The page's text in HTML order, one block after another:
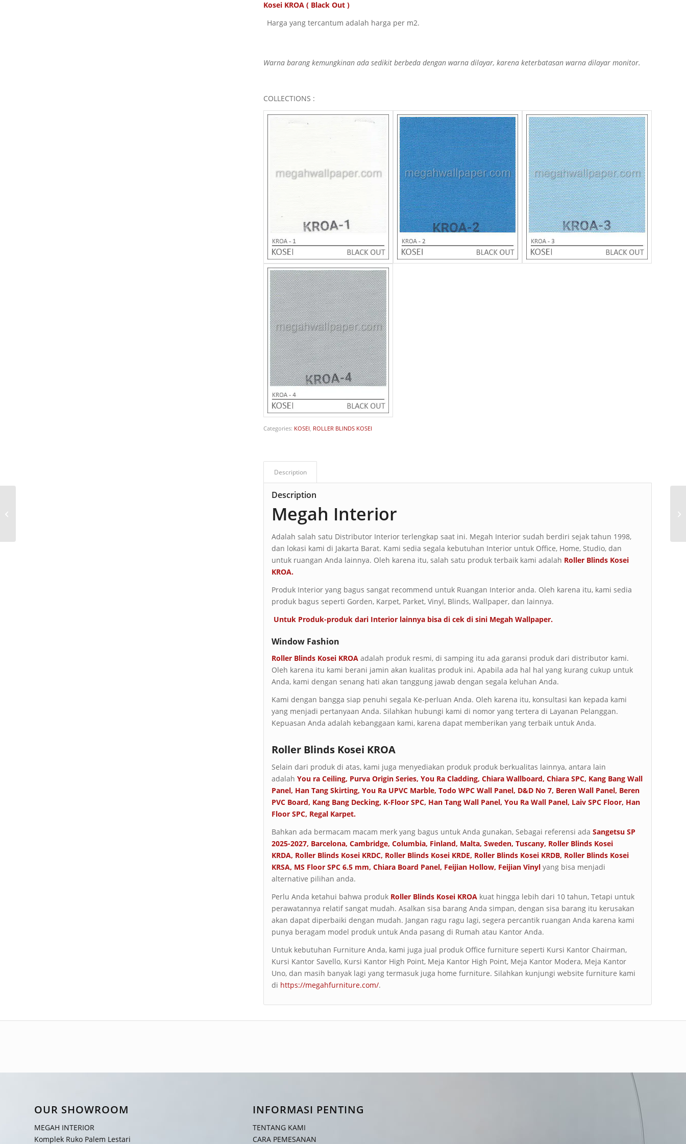
Kosei KROA ( Black Out )
Harga yang tercantum adalah harga per m2.
Warna barang kemungkinan ada sedikit berbeda dengan warna dilayar, karena keterbatasan warna dilayar monitor.
COLLECTIONS :
Categories: KOSEI, ROLLER BLINDS KOSEI
Description
Description
Megah Interior
Adalah salah satu Distributor Interior terlengkap saat ini. Megah Interior sudah berdiri sejak tahun 1998,
dan lokasi kami di Jakarta Barat. Kami sedia segala kebutuhan Interior untuk Office, Home, Studio, dan
untuk ruangan Anda lainnya. Oleh karena itu, salah satu produk terbaik kami adalah Roller Blinds Kosei
KROA.
Produk Interior yang bagus sangat recommend untuk Ruangan Interior anda. Oleh karena itu, kami sedia
produk bagus seperti Gorden, Karpet, Parket, Vinyl, Blinds, Wallpaper, dan lainnya.
Untuk Produk-produk dari Interior lainnya bisa di cek di sini Megah Wallpaper.
Window Fashion
Roller Blinds Kosei KROAadalah produk resmi, di samping itu ada garansi produk dari distributor kami.
Oleh karena itu kami berani jamin akan kualitas produk ini. Apabila ada hal hal yang kurang cukup untuk
Anda, kami dengan senang hati akan tanggung jawab dengan segala keluhan Anda.
Kami dengan bangga siap penuhi segala Ke-perluan Anda. Oleh karena itu, konsultasi kan kepada kami
yang menjadi pertanyaan Anda. Silahkan hubungi kami di nomor yang tertera di Layanan Pelanggan.
Kepuasan Anda adalah kebanggaan kami, karena dapat memberikan yang terbaik untuk Anda.
Roller Blinds Kosei KROA
Selain dari produk di atas, kami juga menyediakan produk produk berkualitas lainnya, antara lain
adalahYou ra Ceiling, Purva Origin Series,You Ra Cladding,Chiara Wallboard,Chiara SPC, Kang Bang Wall
Panel, Han Tang Skirting,You Ra UPVC Marble,Todo WPC Wall Panel, D&D No 7, Beren Wall Panel, Beren
PVC Board, Kang Bang Decking, K-Floor SPC, Han Tang Wall Panel,You Ra Wall Panel, Laiv SPC Floor, Han
Floor SPC, Regal Karpet.
Bahkan ada bermacam macam merk yang bagus untuk Anda gunakan, Sebagai referensi adaSangetsu SP
2025-2027, Barcelona,Cambridge,Columbia, Finland, Malta,Sweden,Tuscany, Roller Blinds Kosei
KRDA, Roller Blinds Kosei KRDC, Roller Blinds Kosei KRDE, Roller Blinds Kosei KRDB, Roller Blinds Kosei
KRSA, MS Floor SPC 6.5 mm,Chiara Board Panel, Feijian Hollow, Feijian Vinyl yang bisa menjadi
alternative pilihan anda.
Perlu Anda ketahui bahwa produk Roller Blinds Kosei KROA kuat hingga lebih dari 10 tahun, Tetapi untuk
perawatannya relatif sangat mudah. Asalkan sisa barang Anda simpan, dengan sisa barang itu kerusakan
akan dapat diperbaiki dengan mudah. Jangan ragu ragu lagi, segera percantik ruangan Anda karena kami
punya beragam model produk untuk Anda pasang di Rumah atau Kantor Anda.
Untuk kebutuhan Furniture Anda, kami juga jual produk Office furniture seperti Kursi Kantor Chairman,
Kursi Kantor Savello, Kursi Kantor High Point, Meja Kantor High Point, Meja Kantor Modera, Meja Kantor
Uno, dan masih banyak lagi yang termasuk juga home furniture. Silahkan kunjungi website furniture kami
di https://megahfurniture.com/.
OUR SHOWROOM
MEGAH INTERIOR
Komplek Ruko Palem Lestari
INFORMASI PENTING
TENTANG KAMI
CARA PEMESANAN